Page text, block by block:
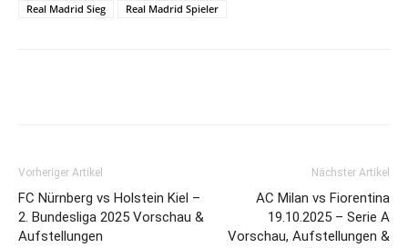
Real Madrid Sieg
Real Madrid Spieler
Vorheriger Artikel
FC Nürnberg vs Holstein Kiel –
2. Bundesliga 2025 Vorschau &
Aufstellungen
Nächster Artikel
AC Milan vs Fiorentina
19.10.2025 – Serie A
Vorschau, Aufstellungen &